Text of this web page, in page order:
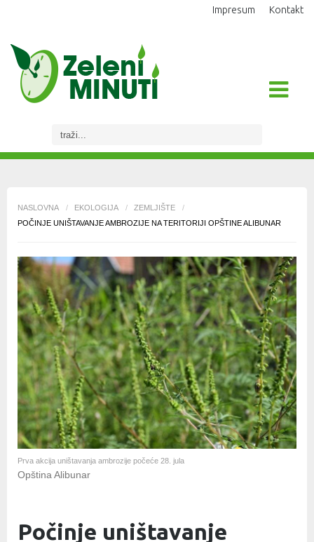
Impresum Kontakt
NASLOVNA / EKOLOGIJA / ZEMLJIŠTE
/
POČINJE UNIŠTAVANJE AMBROZIJE NA TERITORIJI OPŠTINE ALIBUNAR
Prva akcija uništavanja ambrozije počeće 28. jula
Opština Alibunar
Počinje uništavanje